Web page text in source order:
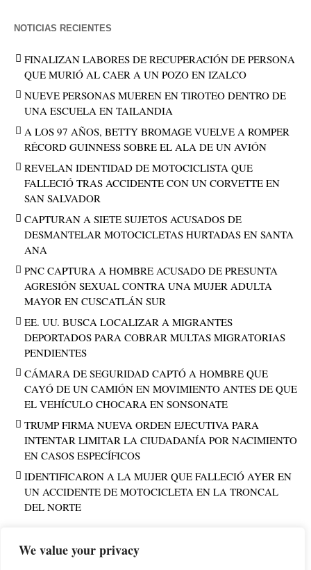
We value your privacy
NOTICIAS RECIENTES
FINALIZAN LABORES DE RECUPERACIÓN DE PERSONA
QUE MURIÓ AL CAER A UN POZO EN IZALCO
NUEVE PERSONAS MUEREN EN TIROTEO DENTRO DE
UNA ESCUELA EN TAILANDIA
A LOS 97 AÑOS, BETTY BROMAGE VUELVE A ROMPER
RÉCORD GUINNESS SOBRE EL ALA DE UN AVIÓN
REVELAN IDENTIDAD DE MOTOCICLISTA QUE
FALLECIÓ TRAS ACCIDENTE CON UN CORVETTE EN
SAN SALVADOR
CAPTURAN A SIETE SUJETOS ACUSADOS DE
DESMANTELAR MOTOCICLETAS HURTADAS EN SANTA
ANA
PNC CAPTURA A HOMBRE ACUSADO DE PRESUNTA
AGRESIÓN SEXUAL CONTRA UNA MUJER ADULTA
MAYOR EN CUSCATLÁN SUR
EE. UU. BUSCA LOCALIZAR A MIGRANTES
DEPORTADOS PARA COBRAR MULTAS MIGRATORIAS
PENDIENTES
CÁMARA DE SEGURIDAD CAPTÓ A HOMBRE QUE
CAYÓ DE UN CAMIÓN EN MOVIMIENTO ANTES DE QUE
EL VEHÍCULO CHOCARA EN SONSONATE
TRUMP FIRMA NUEVA ORDEN EJECUTIVA PARA
INTENTAR LIMITAR LA CIUDADANÍA POR NACIMIENTO
EN CASOS ESPECÍFICOS
IDENTIFICARON A LA MUJER QUE FALLECIÓ AYER EN
UN ACCIDENTE DE MOTOCICLETA EN LA TRONCAL
DEL NORTE
PUBLICIDAD